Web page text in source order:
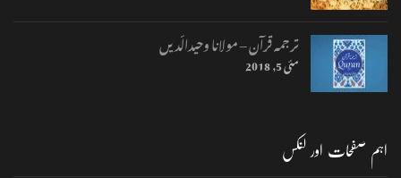
ترجمہ قرآن – مولانا وحیدالّدیں
مئی 5, 2018
اہم صفحات اور لنکس